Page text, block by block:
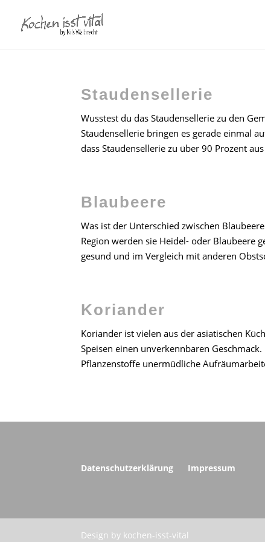
Staudensellerie
Wusstest du das Staudensellerie zu den
Staudensellerie bringen es gerade einmal
dass Staudensellerie zu über 90 Prozent aus
Blaubeere
Was ist der Unterschied zwischen
Region werden sie Heidel- oder Blaubeere
gesund und im Vergleich mit anderen
Koriander
Koriander ist vielen aus der asiatischen
Speisen einen unverkennbaren
Pflanzenstoffe unermüdliche
Datenschutzerklärung Impressum
Design by kochen-isst-vital